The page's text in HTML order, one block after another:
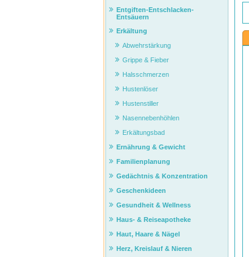
Entgiften-Entschlacken-
Entsäuern
Erkältung
Abwehrstärkung
Grippe & Fieber
Halsschmerzen
Hustenlöser
Hustenstiller
Nasennebenhöhlen
Erkältungsbad
Ernährung & Gewicht
Familienplanung
Gedächtnis & Konzentration
Geschenkideen
Gesundheit & Wellness
Haus- & Reiseapotheke
Haut, Haare & Nägel
Herz, Kreislauf & Nieren